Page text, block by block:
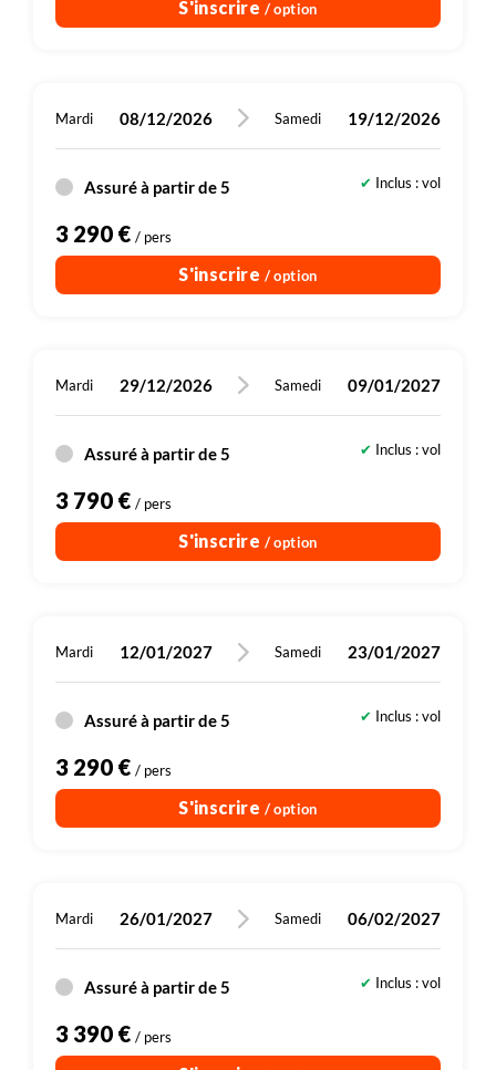
S'inscrire / option
Mardi 08/12/2026 Samedi 19/12/2026
Assuré à partir de 5 Inclus : vol
3 290 € / pers
S'inscrire / option
Mardi 29/12/2026 Samedi 09/01/2027
Assuré à partir de 5 Inclus : vol
3 790 € / pers
S'inscrire / option
Mardi 12/01/2027 Samedi 23/01/2027
Assuré à partir de 5 Inclus : vol
3 290 € / pers
S'inscrire / option
Mardi 26/01/2027 Samedi 06/02/2027
Assuré à partir de 5 Inclus : vol
3 390 € / pers